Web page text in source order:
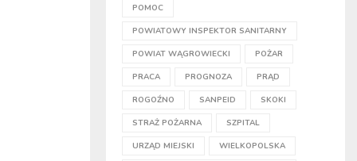
POMOC
POWIATOWY INSPEKTOR SANITARNY
POWIAT WĄGROWIECKI POŻAR
PRACA PROGNOZA PRĄD
ROGOŹNO SANPEID SKOKI
STRAŻ POŻARNA SZPITAL
URZĄD MIEJSKI WIELKOPOLSKA